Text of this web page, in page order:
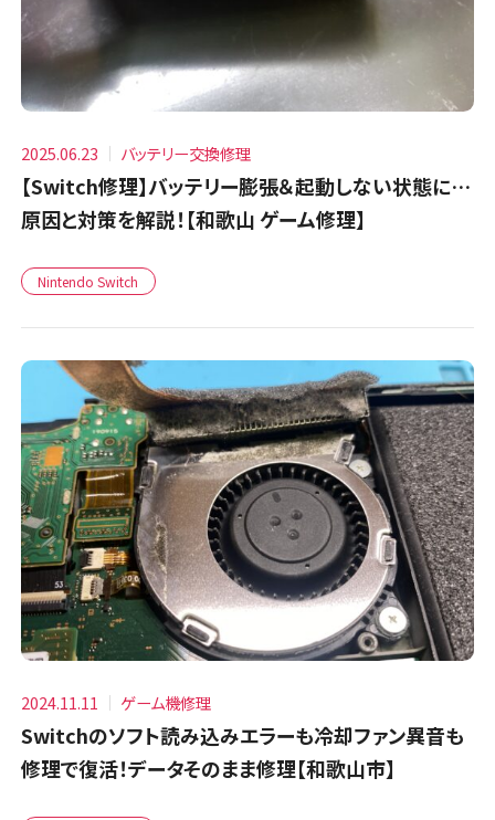
2025.06.23 バッテリー交換修理
【Switch修理】バッテリー膨張＆起動しない状態に…
原因と対策を解説！【和歌山 ゲーム修理】
Nintendo Switch
2024.11.11 ゲーム機修理
Switchのソフト読み込みエラーも冷却ファン異音も
修理で復活！データそのまま修理【和歌山市】